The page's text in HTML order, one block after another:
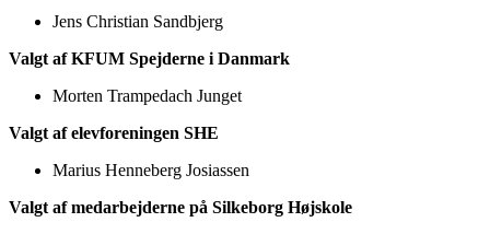
Jens Christian Sandbjerg
Valgt af KFUM Spejderne i Danmark
Morten Trampedach Junget
Valgt af elevforeningen SHE
Marius Henneberg Josiassen
Valgt af medarbejderne på Silkeborg Højskole